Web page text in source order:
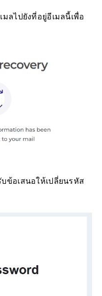
ลไปยังที่อยู่อีเมลนี้เพื่อ
ข้อเสนอให้เปลี่ยนรหัส